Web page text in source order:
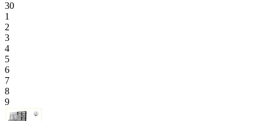
30
1
2
3
4
5
6
7
8
9